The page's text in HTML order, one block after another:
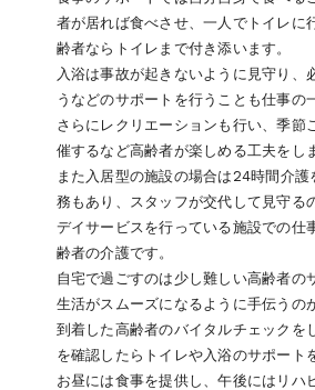
者が居れば食べさせ、一人でトイレに
齢者ならトイレまで付き添います。
入浴は事故が起きないように見守り、
うなどのサポートを行うことも仕事の
さらにレクリエーションも行い、季節
催するなど高齢者が楽しめる工夫をし
また入居型の施設の場合は24時間介
務もあり、スタッフが交代して見守る
デイサービスを行っている施設での仕
齢者の介護です。
自宅で過ごすのは少し難しい高齢者の
生活がスムーズになるように手伝うの
到着した高齢者のバイタルチェックを
を確認したらトイレや入浴のサポート
お昼には食事を提供し、午後にはリハ